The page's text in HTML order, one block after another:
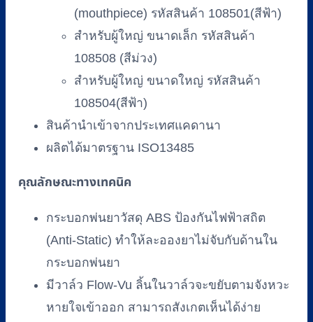
(mouthpiece) รหัสสินค้า 108501(สีฟ้า)
สำหรับผู้ใหญ่ ขนาดเล็ก รหัสสินค้า
108508 (สีม่วง)
สำหรับผู้ใหญ่ ขนาดใหญ่ รหัสสินค้า
108504(สีฟ้า)
สินค้านำเข้าจากประเทศแคดานา
ผลิตได้มาตรฐาน ISO13485
คุณลักษณะทางเทคนิค
กระบอกพ่นยาวัสดุ ABS ป้องกันไฟฟ้าสถิต
(Anti-Static) ทำให้ละอองยาไม่จับกับด้านใน
กระบอกพ่นยา
มีวาล์ว Flow-Vu ลิ้นในวาล์วจะขยับตามจังหวะ
หายใจเข้าออก สามารถสังเกตเห็นได้ง่าย